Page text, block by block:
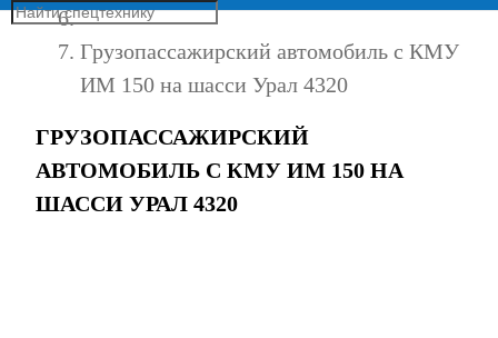
Грузопассажирский автомобиль с КМУ
ИМ 150 на шасси Урал 4320
ГРУЗОПАССАЖИРСКИЙ
АВТОМОБИЛЬ С КМУ ИМ 150 НА
ШАССИ УРАЛ 4320